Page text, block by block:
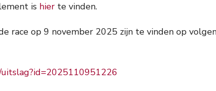
is hier te vinden.
race op 9 november 2025 zijn te vinden op